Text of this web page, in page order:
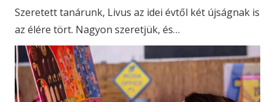
Szeretett tanárunk, Livus az idei évtől két újságnak is
az élére tört. Nagyon szeretjük, és…